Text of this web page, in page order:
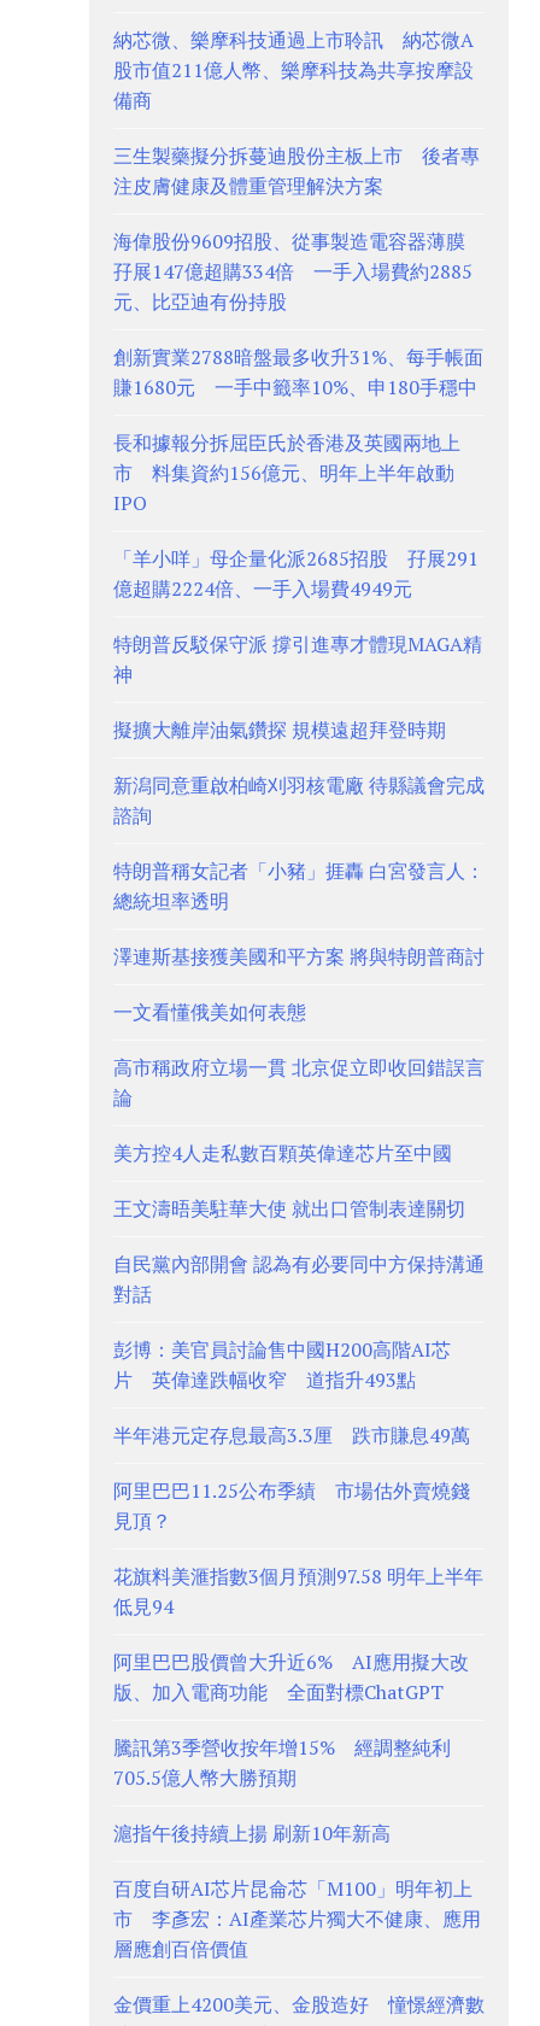
納芯微、樂摩科技通過上市聆訊 納芯微A
股市值211億人幣、樂摩科技為共享按摩設
備商
三生製藥擬分拆蔓迪股份主板上市 後者專
注皮膚健康及體重管理解決方案
海偉股份9609招股、從事製造電容器薄膜
孖展147億超購334倍 一手入場費約2885
元、比亞迪有份持股
創新實業2788暗盤最多收升31%、每手帳面
賺1680元 一手中籤率10%、申180手穩中
長和據報分拆屈臣氏於香港及英國兩地上
市 料集資約156億元、明年上半年啟動
IPO
「羊小咩」母企量化派2685招股 孖展291
億超購2224倍、一手入場費4949元
特朗普反駁保守派 撐引進專才體現MAGA精
神
擬擴大離岸油氣鑽探 規模遠超拜登時期
新潟同意重啟柏崎刈羽核電廠 待縣議會完成
諮詢
特朗普稱女記者「小豬」捱轟 白宮發言人：
總統坦率透明
澤連斯基接獲美國和平方案 將與特朗普商討
一文看懂俄美如何表態
高市稱政府立場一貫 北京促立即收回錯誤言
論
美方控4人走私數百顆英偉達芯片至中國
王文濤晤美駐華大使 就出口管制表達關切
自民黨內部開會 認為有必要同中方保持溝通
對話
彭博：美官員討論售中國H200高階AI芯
片 英偉達跌幅收窄 道指升493點
半年港元定存息最高3.3厘 跌市賺息49萬
阿里巴巴11.25公布季績 市場估外賣燒錢
見頂？
花旗料美滙指數3個月預測97.58 明年上半年
低見94
阿里巴巴股價曾大升近6% AI應用擬大改
版、加入電商功能 全面對標ChatGPT
騰訊第3季營收按年增15% 經調整純利
705.5億人幣大勝預期
滬指午後持續上揚 刷新10年新高
百度自研AI芯片昆侖芯「M100」明年初上
市 李彥宏：AI產業芯片獨大不健康、應用
層應創百倍價值
金價重上4200美元、金股造好 憧憬經濟數